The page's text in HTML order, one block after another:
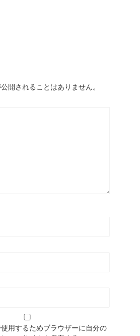
開されることはありません。
用するためブラウザーに自分の